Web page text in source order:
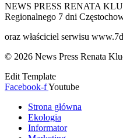
NEWS PRESS RENATA
Regionalnego 7 dni
oraz właściciel serwisu
© 2026 News Press Renata
Edit Template
Facebook-fYoutube
Strona główna
Ekologia
Informator